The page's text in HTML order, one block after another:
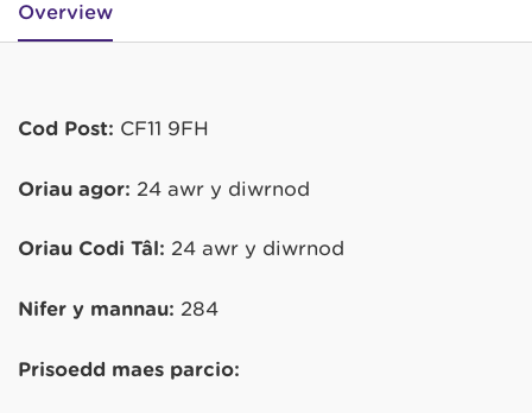
Overview
Cod Post: CF11 9FH
Oriau agor: 24 awr y diwrnod
Oriau Codi Tâl: 24 awr y diwrnod
Nifer y mannau: 284
Prisoedd maes parcio: